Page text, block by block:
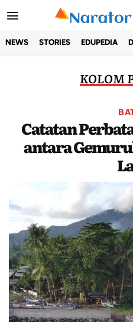
NEWS STORIES EDUPEDIA
KOLOM
Catatan
antara